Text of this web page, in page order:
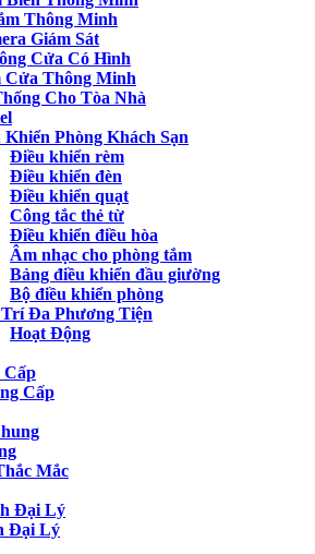
Thông Minh
Giám Sát
Cửa Có Hình
Cửa Thông Minh
Cho Tòa Nhà
Phòng Khách Sạn
Điều khiển rèm
Điều khiển đèn
Điều khiển quạt
Công tắc thẻ từ
Điều khiển điều hòa
Âm nhạc cho phòng tắm
Bảng điều khiển đầu giường
Bộ điều khiển phòng
Đa Phương Tiện
Hoạt Động
Cấp
Mắc
Đại Lý
Đại Lý